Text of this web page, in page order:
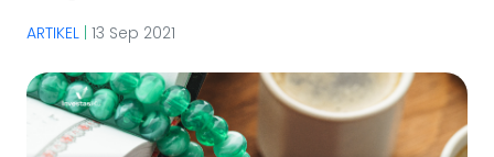
ARTIKEL | 13 Sep 2021